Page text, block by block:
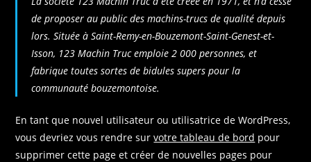
de proposer au public des machins-trucs de qualité depuis
lors. Située à Saint-Remy-en-Bouzemont-Saint-Genest-et-
Isson, 123 Machin Truc emploie 2 000 personnes, et
fabrique toutes sortes de bidules supers pour la
communauté bouzemontoise.
En tant que nouvel utilisateur ou utilisatrice de WordPress,
vous devriez vous rendre survotre tableau de bord pour
supprimer cette page et créer de nouvelles pages pour